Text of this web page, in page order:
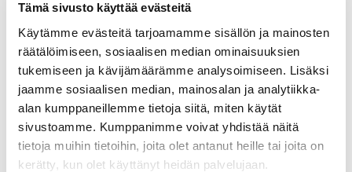
Tämä sivusto käyttää evästeitä
Käytämme evästeitä tarjoamamme sisällön ja mainosten
räätälöimiseen, sosiaalisen median ominaisuuksien
tukemiseen ja kävijämäärämme analysoimiseen. Lisäksi
jaamme sosiaalisen median, mainosalan ja analytiikka-
alan kumppaneillemme tietoja siitä, miten käytät
sivustoamme. Kumppanimme voivat yhdistää näitä
tietoja muihin tietoihin, joita olet antanut heille tai joita on
kerätty, kun olet käyttänyt heidän palvelujaan.
Jaa tapahtuma:
Facebook
Twitter
Linkedin